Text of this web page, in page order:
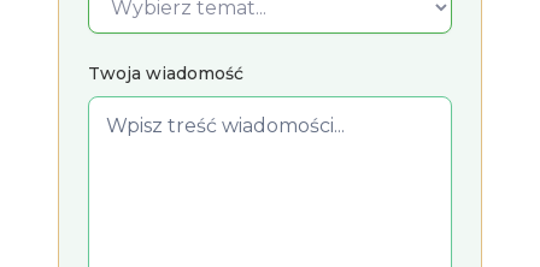
Twoja wiadomość